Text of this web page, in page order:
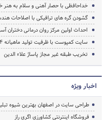
خداحافظی با حصار آهنی و سلام به هنر
گشودن گره های ترافیکی با اصلاحات
احداث اولین مرکز روان درمانی دختران
سایت کمپوست با ظرفیت تولید ماهیانه 4 تن کودخالص
تخریب طبقه غیر مجاز پاساژ علاء الدین
اخبار ویژه
طراحی سایت در اصفهان بهترین شیوه
فروشگاه اینترنتی کشاورزی اگری راز